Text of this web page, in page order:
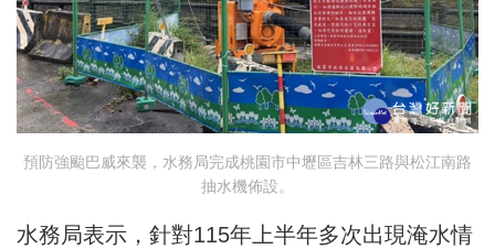
預防強颱巴威來襲，水務局完成桃園市中壢區吉林三路與松江南路
抽水機佈設。
水務局表示，針對115年上半年多次出現淹水情